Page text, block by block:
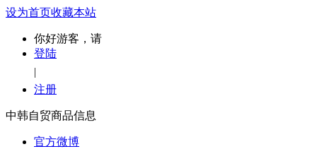
设为首页收藏本站
你好游客，请
登陆
|
注册
中韩自贸商品信息
官方微博